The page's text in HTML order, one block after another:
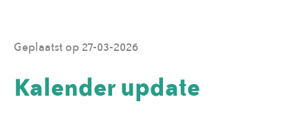
Geplaatst op 27-03-2026
Kalender update